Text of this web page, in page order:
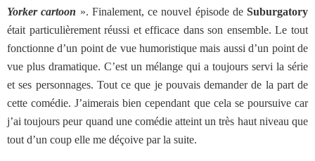
Yorker cartoon ». Finalement, ce nouvel épisode de Suburgatory
était particulièrement réussi et efficace dans son ensemble. Le tout
fonctionne d’un point de vue humoristique mais aussi d’un point de
vue plus dramatique. C’est un mélange qui a toujours servi la série
et ses personnages. Tout ce que je pouvais demander de la part de
cette comédie. J’aimerais bien cependant que cela se poursuive car
j’ai toujours peur quand une comédie atteint un très haut niveau que
tout d’un coup elle me déçoive par la suite.